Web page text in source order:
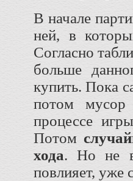
В начале
ней, в
Согласно
больше
купить. Пока
потом
процессе
Потом
хода. Но не
повлияет, уже